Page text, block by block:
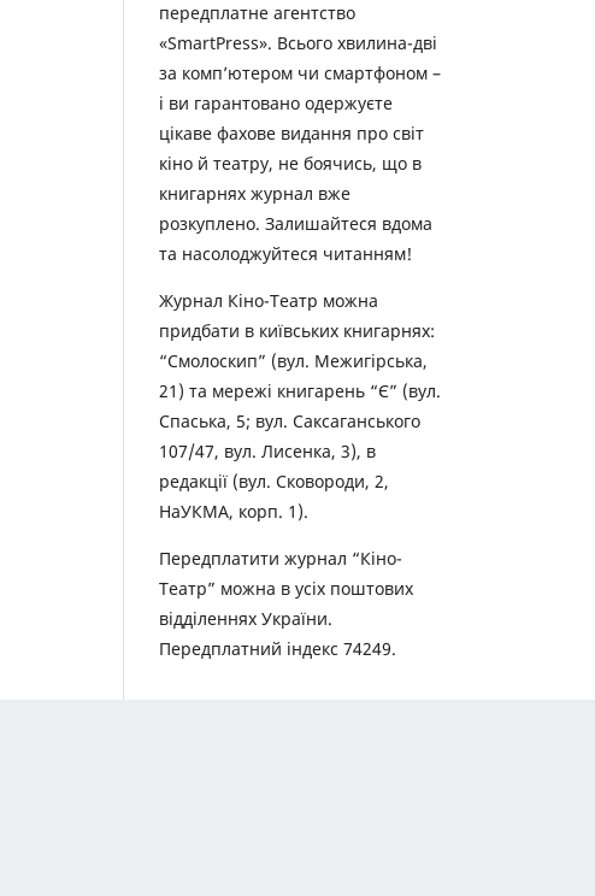
передплатне агентство
«SmartPress». Всього хвилина-дві
за комп’ютером чи смартфоном –
і ви гарантовано одержуєте
цікаве фахове видання про світ
кіно й театру, не боячись, що в
книгарнях журнал вже
розкуплено. Залишайтеся вдома
та насолоджуйтеся читанням!
Журнал Кіно-Театр можна
придбати в київських книгарнях:
“Смолоскип” (вул. Межигірська,
21) та мережі книгарень “Є” (вул.
Спаська, 5; вул. Саксаганського
107/47, вул. Лисенка, 3), в
редакції (вул. Сковороди, 2,
НаУКМА, корп. 1).
Передплатити журнал “Кіно-
Театр” можна в усіх поштових
відділеннях України.
Передплатний індекс 74249.